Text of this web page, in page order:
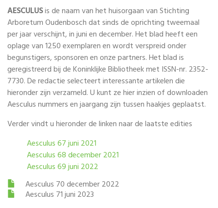
AESCULUSis de naam van het huisorgaan van Stichting
Arboretum Oudenbosch dat sinds de oprichting tweemaal
per jaar verschijnt, in juni en december. Het blad heeft een
oplage van 1250 exemplaren en wordt verspreid onder
begunstigers, sponsoren en onze partners. Het blad is
geregistreerd bij de Koninklijke Bibliotheek met ISSN-nr. 2352-
7730. De redactie selecteert interessante artikelen die
hieronder zijn verzameld. U kunt ze hier inzien of downloaden
Aesculus nummers en jaargang zijn tussen haakjes geplaatst.
Verder vindt u hieronder de linken naar de laatste edities
Aesculus 67 juni 2021
Aesculus 68 december 2021
Aesculus 69 juni 2022
Aesculus 70 december 2022
Aesculus 71 juni 2023